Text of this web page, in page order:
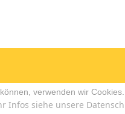
verwenden wir Cookies.
Infos siehe unsere